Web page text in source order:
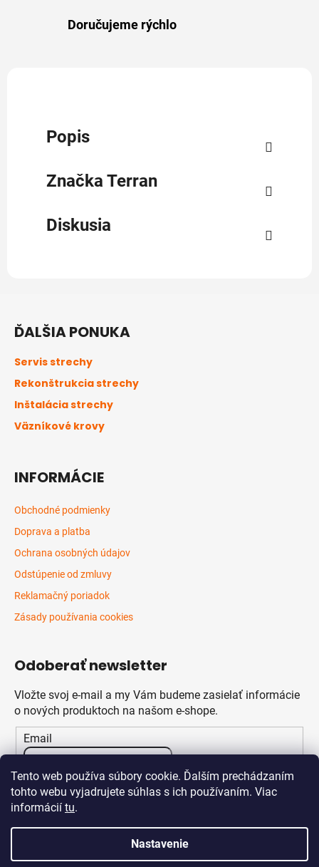
Tento web používa súbory cookie. Ďalším prechádzaním
tohto webu vyjadrujete súhlas s ich používaním. Viac
informácií tu.
Nastavenie
Doručujeme rýchlo
Popis
Značka Terran
Diskusia
ĎALŠIA PONUKA
Servis strechy
Rekonštrukcia strechy
Inštalácia strechy
Väzníkové krovy
INFORMÁCIE
Obchodné podmienky
Doprava a platba
Ochrana osobných údajov
Odstúpenie od zmluvy
Reklamačný poriadok
Zásady používania cookies
Odoberať newsletter
Vložte svoj e-mail a my Vám budeme zasielať informácie
o nových produktoch na našom e-shope.
Email
Vložením e-mailu súhlasíte spodmienkami ochrany
osobných údajov
PRIHLÁSIŤ SA